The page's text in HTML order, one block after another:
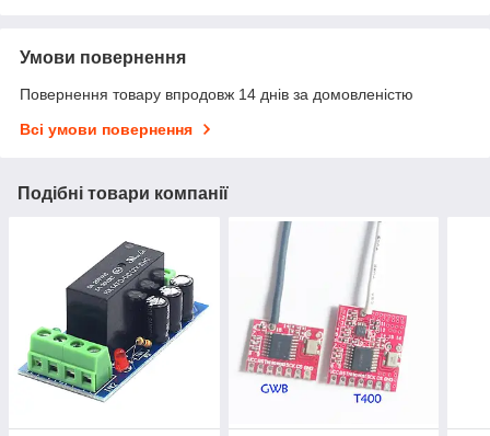
Умови повернення
Повернення товару впродовж 14 днів за домовленістю
Всі умови повернення
Подібні товари компанії